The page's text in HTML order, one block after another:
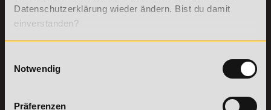
Datenschutzerklärung wieder ändern. Bist du damit
einverstanden?
Notwendig
Präferenzen
Academy of Sports GmbH
Willy-Brandt-Platz 2
71522Backnang
Fax:+49 (0) 7191 - 229 87 – 99
Freitag: 8:00 - 17:00 Uhr
Online Campus
Bildungsgutschein
Bring a Friend
Partnerprogramm